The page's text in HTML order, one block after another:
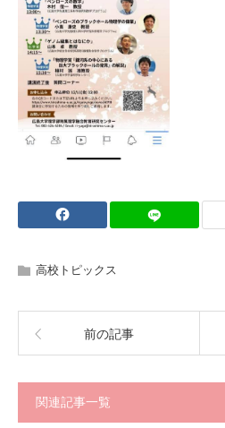
高校トピックス
前の記事
関連記事一覧